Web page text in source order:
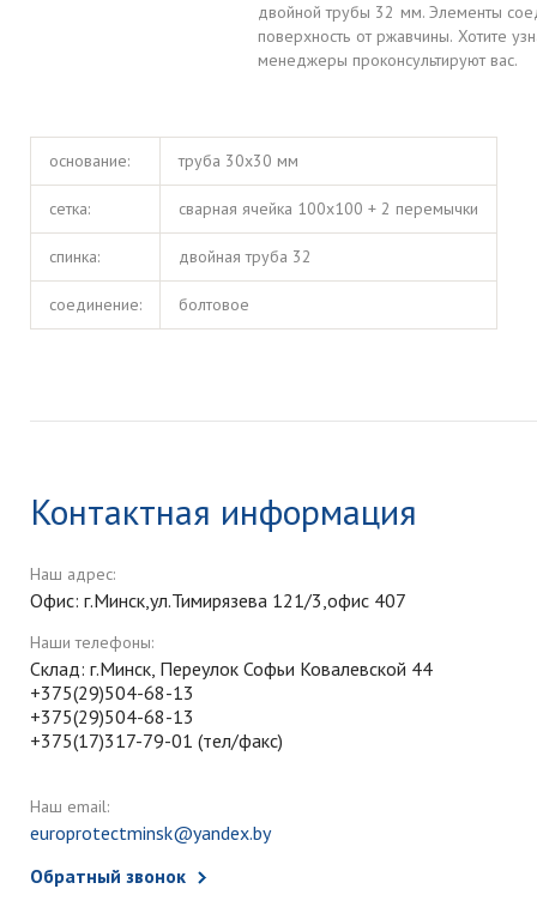
двойной трубы 32 мм. Элементы
поверхность от ржавчины. Хотите
менеджеры проконсультируют вас.
основание: труба 30х30 мм
сетка: сварная ячейка 100х100 + 2 перемычки
спинка: двойная труба 32
соединение: болтовое
Контактная информация
Наш адрес:
Офис: г.Минск,ул.Тимирязева 121/3,офис 407
Наши телефоны:
Склад: г.Минск, Переулок Софьи Ковалевской 44
+375(29)504-68-13
+375(29)504-68-13
+375(17)317-79-01 (тел/факс)
Наш email:
europrotectminsk@yandex.by
Обратный звонок